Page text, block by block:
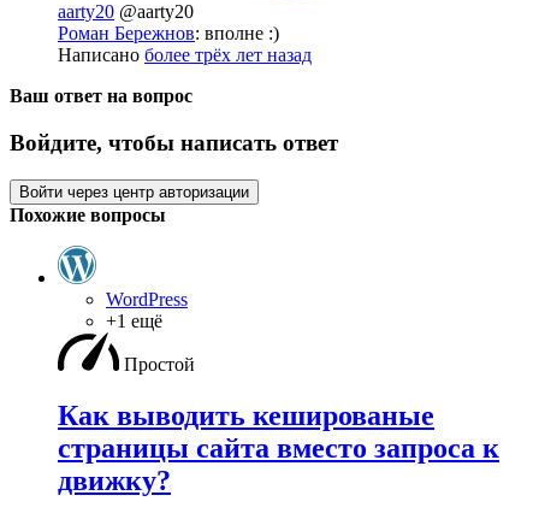
aarty20 @aarty20
Роман Бережнов: вполне :)
Написано более трёх лет назад
Ваш ответ на вопрос
Войдите, чтобы написать ответ
Войти через центр авторизации
Похожие вопросы
WordPress
+1 ещё
Простой
Как выводить кешированые
страницы сайта вместо запроса к
движку?